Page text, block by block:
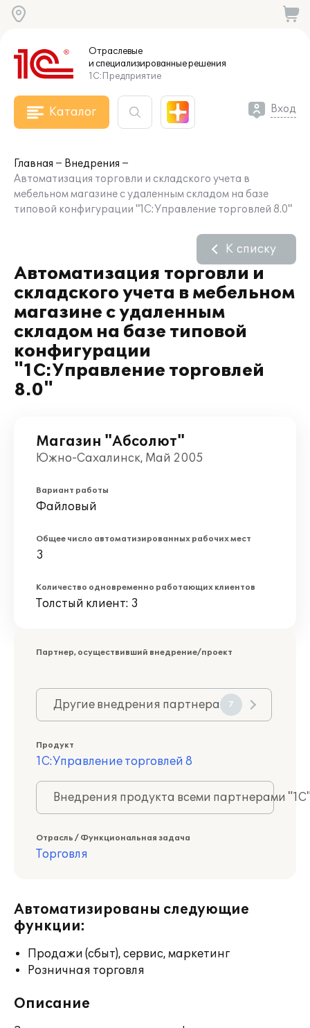
Отраслевые
и специализированныерешения
1С:Предприятие
Каталог Вход
Главная
Внедрения
Автоматизация торговли и складского учета в
мебельном магазине с удаленным складом на базе
типовой конфигурации "1С:Управление торговлей 8.0"
Автоматизация торговли и
складского учета в мебельном
магазине с удаленным
складом на базе типовой
конфигурации
"1С:Управление торговлей
8.0"
К списку
Магазин "Абсолют"
Южно-Сахалинск, Май 2005
Вариант работы
Файловый
Общее число автоматизированных рабочих мест
3
Количество одновременно работающих клиентов
Толстый клиент: 3
Партнер, осуществивший внедрение/проект
Другие внедрения партнера 7
Продукт
1С:Управление торговлей 8
Внедрения продукта всеми партнерами
Отрасль / Функциональная задача
Торговля
Автоматизированы следующие
функции:
Продажи (сбыт), сервис, маркетинг
Розничная торговля
Описание